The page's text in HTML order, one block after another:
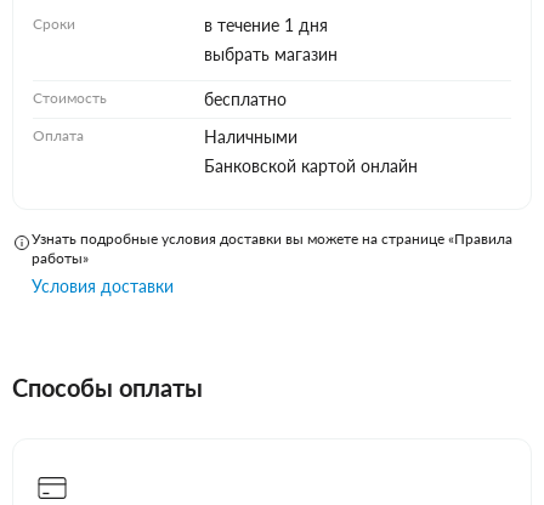
Сроки
в течение 1 дня
выбрать магазин
Стоимость бесплатно
Оплата
Наличными
Банковской картой онлайн
Узнать подробные условия доставки вы можете на странице «Правила
работы»
Условия доставки
Способы оплаты